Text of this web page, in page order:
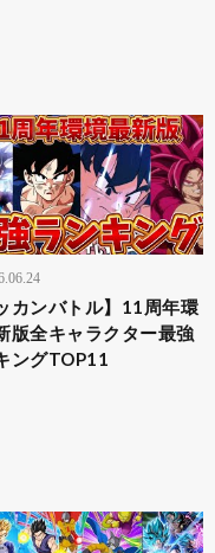
カンバトル】11周年環
版全キャラクター最強
ングTOP11